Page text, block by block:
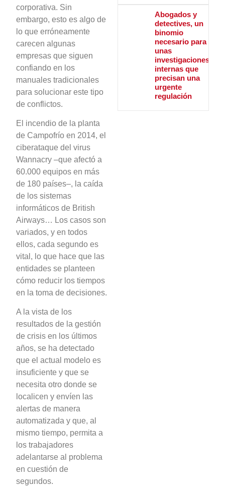
corporativa. Sin
embargo, esto es algo de
lo que erróneamente
carecen algunas
empresas que siguen
confiando en los
manuales tradicionales
para solucionar este tipo
de conflictos.
El incendio de la planta
de Campofrío en 2014, el
ciberataque del virus
Wannacry –que afectó a
60.000 equipos en más
de 180 países–, la caída
de los sistemas
informáticos de British
Airways… Los casos son
variados, y en todos
ellos, cada segundo es
vital, lo que hace que las
entidades se planteen
cómo reducir los tiempos
en la toma de decisiones.
A la vista de los
resultados de la gestión
de crisis en los últimos
años, se ha detectado
que el actual modelo es
insuficiente y que se
necesita otro donde se
localicen y envíen las
alertas de manera
automatizada y que, al
mismo tiempo, permita a
los trabajadores
adelantarse al problema
en cuestión de
segundos.
Abogados y
detectives, un
binomio
necesario para
unas
investigaciones
internas que
precisan una
urgente
regulación